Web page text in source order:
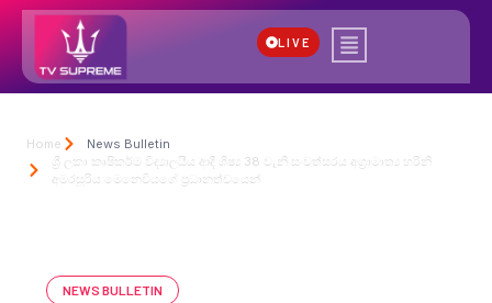
LIVE
Home
News Bulletin
ශ්‍රී ලකා කෘෂිකර්ම විද්‍යාලයීය ආදී ශිෂ්‍ය 38 වැනි සංවත්සරය අග්‍රාමාත්‍ය හරිනි
අමරසූරිය මෙනෙවියගේ ප්‍රධානත්වයෙන්
NEWS BULLETIN